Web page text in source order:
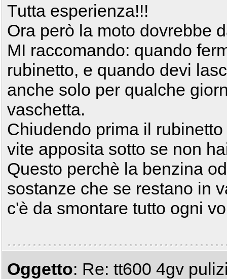
Tutta esperienza!!!
Ora però la moto dovrebbe
MI raccomando: quando
rubinetto, e quando devi
anche solo per qualche
vaschetta.
Chiudendo prima il
vite apposita sotto se non
Questo perchè la benzina
sostanze che se restano in
c'è da smontare tutto ogni
Oggetto: Re: tt600 4gv